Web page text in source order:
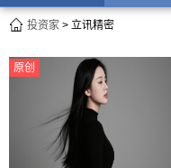
投资家 > 立讯精密
原创